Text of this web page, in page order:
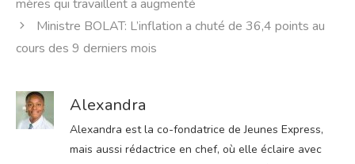
mères qui travaillent a augmenté
Ministre BOLAT: L’inflation a chuté de 36,4 points au
cours des 9 derniers mois
Alexandra
Alexandra est la co-fondatrice de Jeunes Express,
mais aussi rédactrice en chef, où elle éclaire avec